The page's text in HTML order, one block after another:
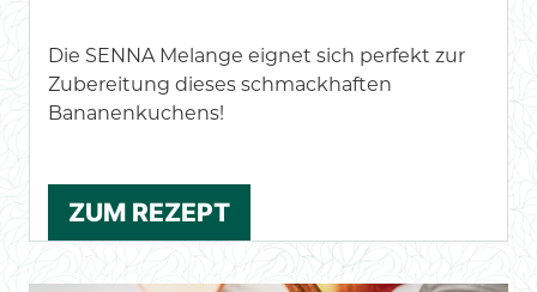
Die SENNA Melange eignet sich perfekt zur
Zubereitung dieses schmackhaften
Bananenkuchens!
ZUM REZEPT